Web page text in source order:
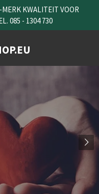
KWALITEIT VOOR
085 - 1304 730